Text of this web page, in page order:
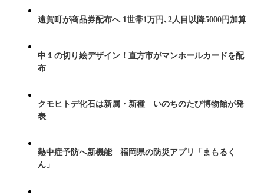
遠賀町が商品券配布へ 1世帯1万円､2人目以降5000円加算
中１の切り絵デザイン！直方市がマンホールカードを配
布
クモヒトデ化石は新属・新種 いのちのたび博物館が発
表
熱中症予防へ新機能 福岡県の防災アプリ「まもるく
ん」